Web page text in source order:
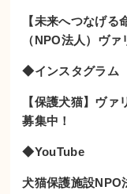
【未来へつなげ
（NPO法人）ヴ
◆インスタグラム
【保護犬猫】ヴ
募集中！
◆YouTube
犬猫保護施設